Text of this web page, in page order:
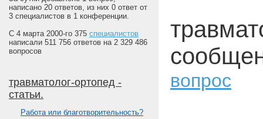
написано 20 ответов, из них 0 ответ от
3 специалистов в 1 конференции.
С 4 марта 2000-го 375 специалистов
написали 511 756 ответов на 2 329 486
вопросов
травматолог-ортопед -
статьи.
Работа или благотворительность?
вопрос